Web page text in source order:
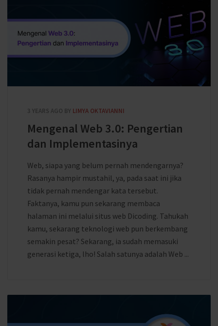
3 YEARS AGO BY LIMYA OKTAVIANNI
Mengenal Web 3.0: Pengertian
dan Implementasinya
Web, siapa yang belum pernah mendengarnya?
Rasanya hampir mustahil, ya, pada saat ini jika
tidak pernah mendengar kata tersebut.
Faktanya, kamu pun sekarang membaca
halaman ini melalui situs web Dicoding. Tahukah
kamu, sekarang teknologi web pun berkembang
semakin pesat? Sekarang, ia sudah memasuki
generasi ketiga, lho! Salah satunya adalah Web ...